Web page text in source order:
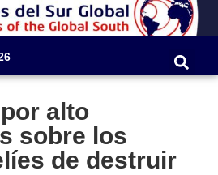
alto
sobre los
de destruir